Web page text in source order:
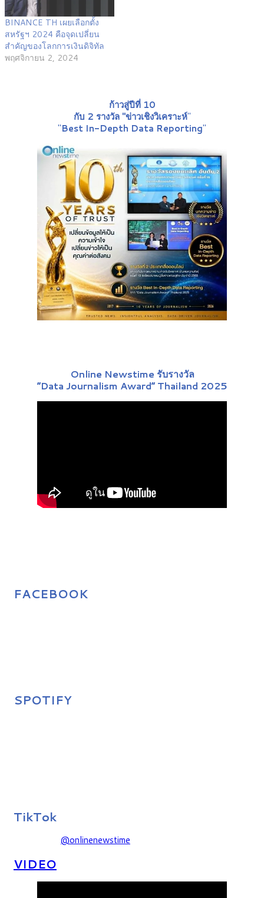
BINANCE TH เผยเลือกตั้ง
สหรัฐฯ 2024 คือจุดเปลี่ยน
สำคัญของโลกการเงินดิจิทัล
พฤศจิกายน 2, 2024
ก้าวสู่ปีที่ 10
กับ 2 รางวัล "ข่าวเชิงวิเคราะห์"
"Best In-Depth Data Reporting"
Online Newstime รับรางวัล
“Data Journalism Award” Thailand 2025
FACEBOOK
SPOTIFY
TikTok
@onlinenewstime
VIDEO